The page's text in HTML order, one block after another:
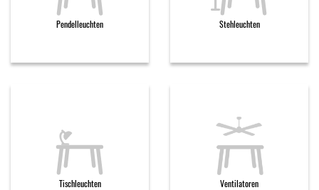
Pendelleuchten Stehleuchten
Tischleuchten Ventilatoren